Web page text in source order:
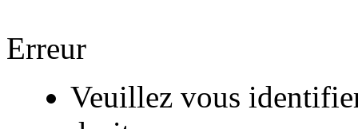
Erreur
Veuillez vous